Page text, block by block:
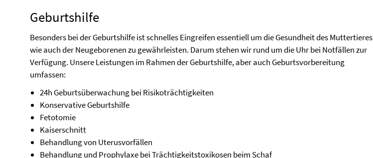
Geburtshilfe
Besonders bei der Geburtshilfe ist schnelles Eingreifen essentiell um die Gesundheit des Muttertieres
wie auch der Neugeborenen zu gewährleisten. Darum stehen wir rund um die Uhr bei Notfällen zur
Verfügung. Unsere Leistungen im Rahmen der Geburtshilfe, aber auch Geburtsvorbereitung
umfassen:
24h Geburtsüberwachung bei Risikoträchtigkeiten
Konservative Geburtshilfe
Fetotomie
Kaiserschnitt
Behandlung von Uterusvorfällen
Behandlung und Prophylaxe bei Trächtigkeitstoxikosen beim Schaf